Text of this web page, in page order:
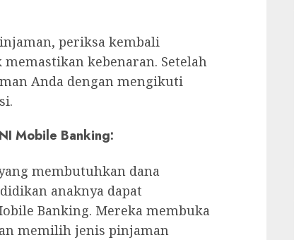
periksa kembali
kebenaran. Setelah
Anda dengan mengikuti
Mobile Banking:
membutuhkan dana
anaknya dapat
Banking. Mereka membuka
memilih jenis pinjaman